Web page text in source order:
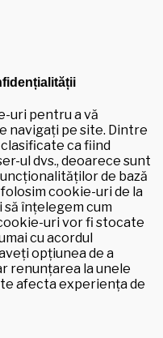
uri pentru a vă
navigați pe site. Dintre
ca fiind
ul dvs., deoarece sunt
de bază
cookie-uri de la
să înțelegem cum
uri vor fi stocate
cu acordul
opțiunea de a
renunțarea la unele
afecta experiența de